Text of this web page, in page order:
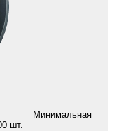
Минимальная
шт.